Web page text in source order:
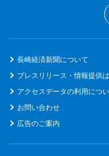
長崎経済新聞について
プレスリリース・情報提供
アクセスデータの利用につ
お問い合わせ
広告のご案内